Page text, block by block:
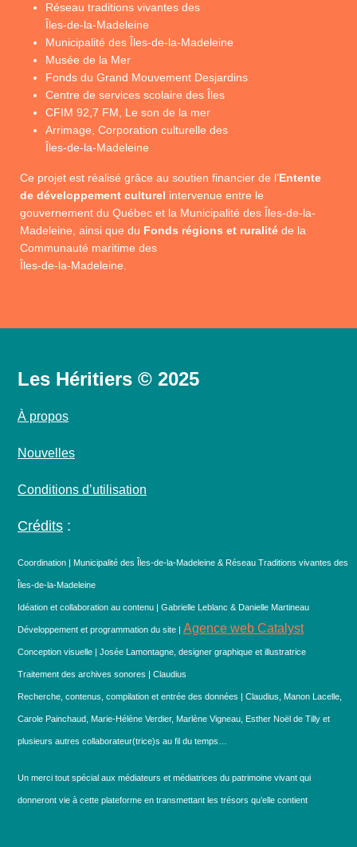
Réseau traditions vivantes des
Îles-de-la-Madeleine
Municipalité des Îles-de-la-Madeleine
Musée de la Mer
Fonds du Grand Mouvement Desjardins
Centre de services scolaire des Îles
CFIM 92,7 FM, Le son de la mer
Arrimage, Corporation culturelle des
Îles-de-la-Madeleine
Ce projet est réalisé grâce au soutien financier de l’Entente
de développement culturel intervenue entre le
gouvernement du Québec et la Municipalité des Îles-de-la-
Madeleine, ainsi que du Fonds régions et ruralité de la
Communauté maritime des
Îles-de-la-Madeleine.
Les Héritiers © 2025
À propos
Nouvelles
Conditions d’utilisation
Crédits :
Coordination | Municipalité des Îles-de-la-Madeleine & Réseau Traditions vivantes des
Îles-de-la-Madeleine
Idéation et collaboration au contenu | Gabrielle Leblanc & Danielle Martineau
Développement et programmation du site | Agence web Catalyst
Conception visuelle | Josée Lamontagne, designer graphique et illustratrice
Traitement des archives sonores | Claudius
Recherche, contenus, compilation et entrée des données | Claudius, Manon Lacelle,
Carole Painchaud, Marie-Hélène Verdier, Marlène Vigneau, Esther Noël de Tilly et
plusieurs autres collaborateur(trice)s au fil du temps…
Un merci tout spécial aux médiateurs et médiatrices du patrimoine vivant qui
donneront vie à cette plateforme en transmettant les trésors qu’elle contient